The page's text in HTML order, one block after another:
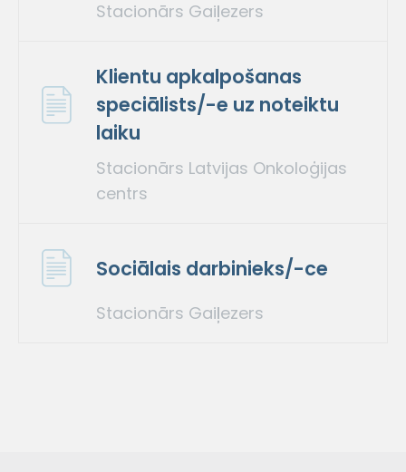
Stacionārs Gaiļezers
Klientu apkalpošanas
speciālists/-e uz noteiktu
laiku
Stacionārs Latvijas Onkoloģijas
centrs
Sociālais darbinieks/-ce
Stacionārs Gaiļezers